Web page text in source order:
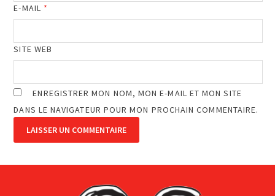
E-MAIL *
SITE WEB
ENREGISTRER MON NOM, MON E-MAIL ET MON SITE
DANS LE NAVIGATEUR POUR MON PROCHAIN COMMENTAIRE.